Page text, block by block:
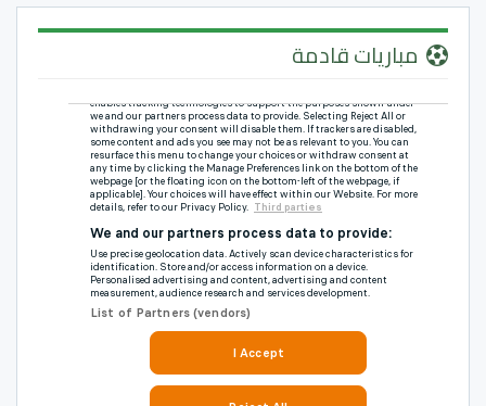
مباريات قادمة